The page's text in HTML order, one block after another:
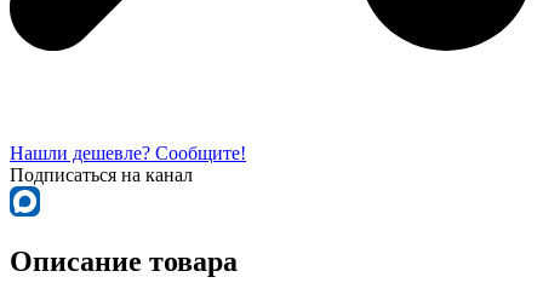
Нашли дешевле? Сообщите!
Подписаться на канал
Описание товара